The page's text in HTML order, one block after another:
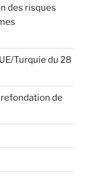
des risques
Turquie du 28
refondation de